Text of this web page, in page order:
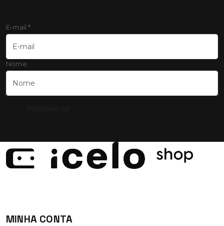
E-mail*
Nome
MINHA CONTA